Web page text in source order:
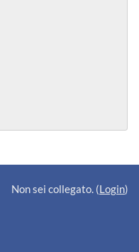
Non sei collegato. (Login)